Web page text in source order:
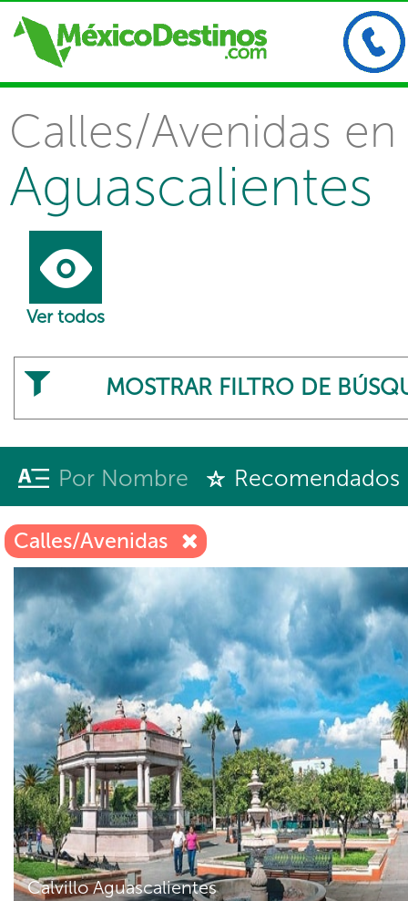
Calles/Avenidas en
Aguascalientes
Ver todos
MOSTRAR FILTRO DE
Por Nombre Recomendados
Calles/Avenidas
Calvillo Aguascalientes